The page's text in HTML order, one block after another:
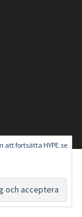
att fortsätta HYPE.se